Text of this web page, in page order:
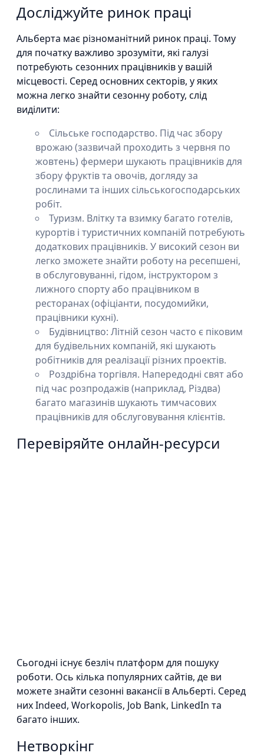
Досліджуйте ринок праці
Альберта має різноманітний ринок праці. Тому
для початку важливо зрозуміти, які галузі
потребують сезонних працівників у вашій
місцевості. Серед основних секторів, у яких
можна легко знайти сезонну роботу, слід
виділити:
Сільське господарство. Під час збору
врожаю (зазвичай проходить з червня по
жовтень) фермери шукають працівників для
збору фруктів та овочів, догляду за
рослинами та інших сільськогосподарських
робіт.
Туризм. Влітку та взимку багато готелів,
курортів і туристичних компаній потребують
додаткових працівників. У високий сезон ви
легко зможете знайти роботу на ресепшені,
в обслуговуванні, гідом, інструктором з
лижного спорту або працівником в
ресторанах (офіціанти, посудомийки,
працівники кухні).
Будівництво: Літній сезон часто є піковим
для будівельних компаній, які шукають
робітників для реалізації різних проектів.
Роздрібна торгівля. Напередодні свят або
під час розпродажів (наприклад, Різдва)
багато магазинів шукають тимчасових
працівників для обслуговування клієнтів.
Перевіряйте онлайн-ресурси
Сьогодні існує безліч платформ для пошуку
роботи. Ось кілька популярних сайтів, де ви
можете знайти сезонні вакансії в Альберті. Серед
них Indeed, Workopolis, Job Bank, LinkedIn та
багато інших.
Нетворкінг